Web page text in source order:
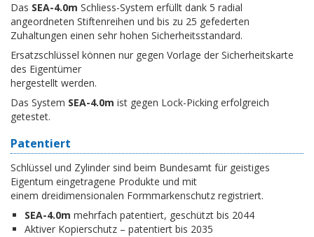
Das SEA-4.0m Schliess-System erfüllt dank 5 radial
angeordneten Stiftenreihen und bis zu 25 gefederten
Zuhaltungen einen sehr hohen Sicherheitsstandard.
Ersatzschlüssel können nur gegen Vorlage der Sicherheitskarte
des Eigentümer
hergestellt werden.
Das System SEA-4.0m ist gegen Lock-Picking erfolgreich
getestet.
Patentiert
Schlüssel und Zylinder sind beim Bundesamt für geistiges
Eigentum eingetragene Produkte und mit
einem dreidimensionalen Formmarkenschutz registriert.
SEA-4.0m mehrfach patentiert, geschützt bis 2044
Aktiver Kopierschutz – patentiert bis 2035